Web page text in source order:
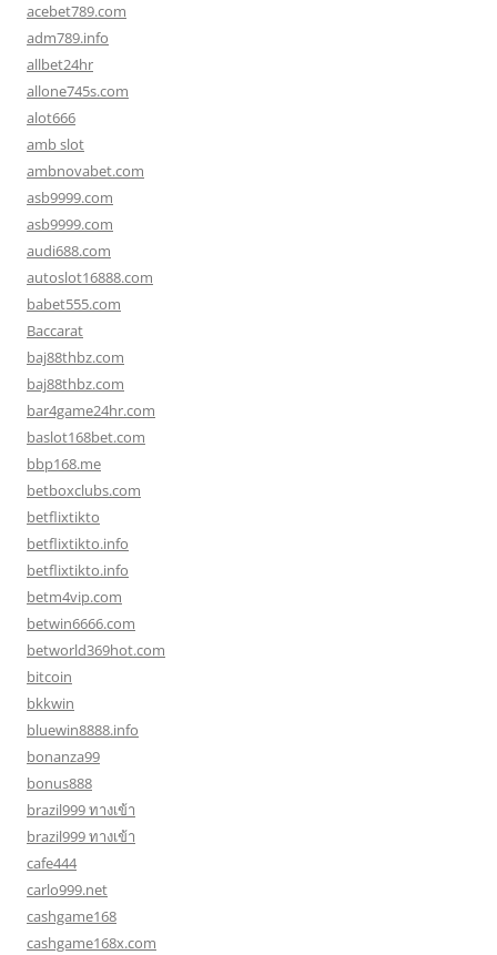
acebet789.com
adm789.info
allbet24hr
allone745s.com
alot666
amb slot
ambnovabet.com
asb9999.com
asb9999.com
audi688.com
autoslot16888.com
babet555.com
Baccarat
baj88thbz.com
baj88thbz.com
bar4game24hr.com
baslot168bet.com
bbp168.me
betboxclubs.com
betflixtikto
betflixtikto.info
betflixtikto.info
betm4vip.com
betwin6666.com
betworld369hot.com
bitcoin
bkkwin
bluewin8888.info
bonanza99
bonus888
brazil999 ทางเข้า
brazil999 ทางเข้า
cafe444
carlo999.net
cashgame168
cashgame168x.com